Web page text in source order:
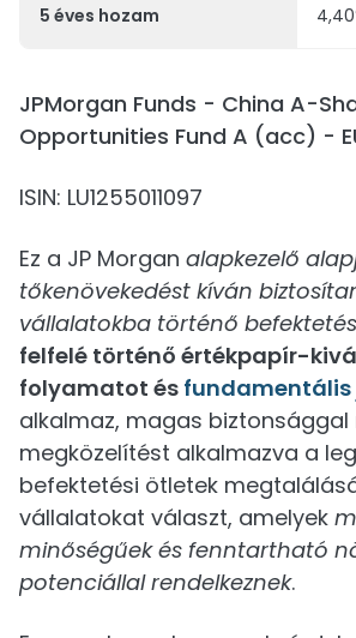
5 éves hozam
JPMorgan Funds - China A-
Opportunities Fund A (acc) -
ISIN: LU1255011097
Ez a JP Morgan alapkezelő
tőkenövekedést kíván
vállalatokba történő
felfelé történő értékpapír-
folyamatot és fundamentális
alkalmaz, magas biztonsággal
megközelítést alkalmazva a
befektetési ötletek
vállalatokat választ, amelyek
minőségűek és fenntartható
potenciállal rendelkeznek.